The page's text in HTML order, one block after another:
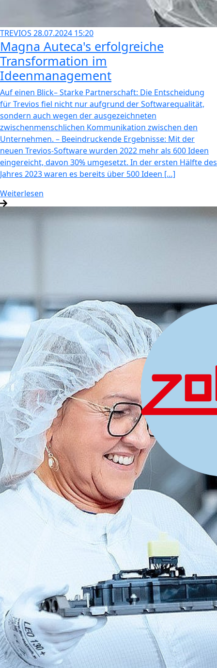
TREVIOS 28.07.2024 15:20
Magna Auteca's erfolgreiche
Transformation im
Ideenmanagement
Auf einen Blick– Starke Partnerschaft: Die Entscheidung
für Trevios fiel nicht nur aufgrund der Softwarequalität,
sondern auch wegen der ausgezeichneten
zwischenmenschlichen Kommunikation zwischen den
Unternehmen. – Beeindruckende Ergebnisse: Mit der
neuen Trevios-Software wurden 2022 mehr als 600 Ideen
eingereicht, davon 30% umgesetzt. In der ersten Hälfte des
Jahres 2023 waren es bereits über 500 Ideen […]
Weiterlesen